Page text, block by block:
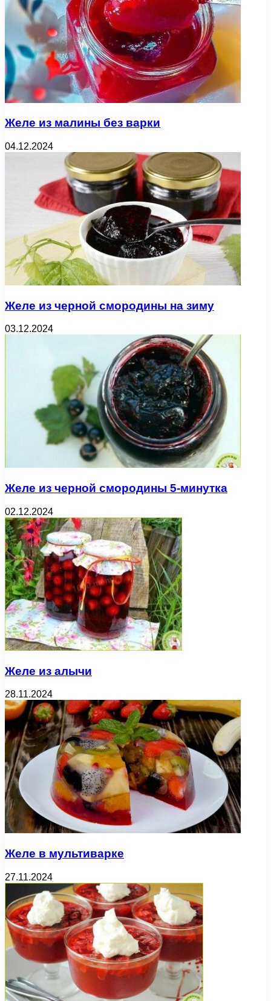
Желе из малины без варки
04.12.2024
Желе из черной смородины на зиму
03.12.2024
Желе из черной смородины 5-минутка
02.12.2024
Желе из алычи
28.11.2024
Желе в мультиварке
27.11.2024